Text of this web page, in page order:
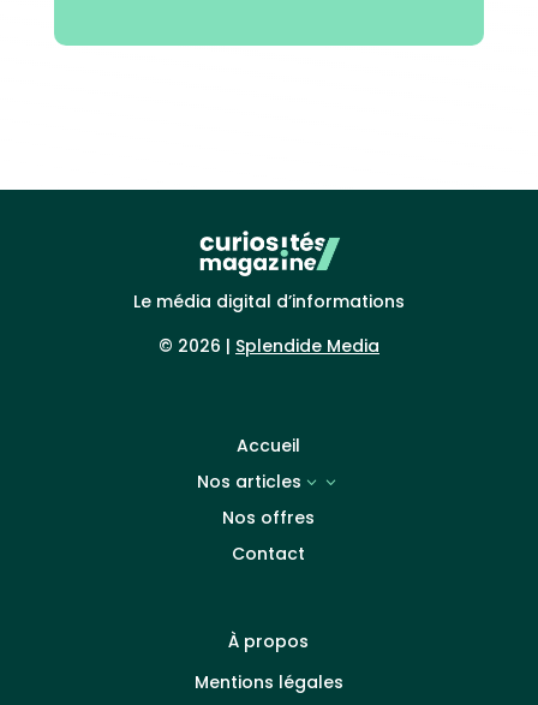
Le média digital d’informations
© 2026 | Splendide Media
Accueil
Nos articles
3
Nos offres
Contact
À propos
Mentions légales